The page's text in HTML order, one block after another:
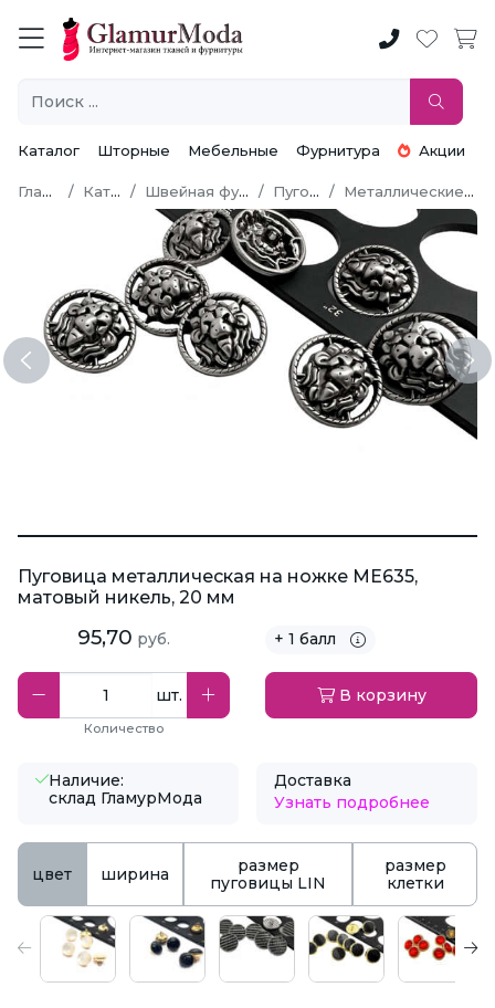
Каталог Шторные Мебельные Фурнитура Акции
Главная Каталог Швейная фурнитура Пуговицы Металлические пуговицы
Previous
Пуговица металлическая на ножке ME635,
матовый никель, 20 мм
95,70 руб. + 1 балл
шт.
Количество
В корзину
Наличие:
склад ГламурМода
Доставка
Узнать подробнее
цвет ширина
размер
пуговицы LIN
размер
клетки